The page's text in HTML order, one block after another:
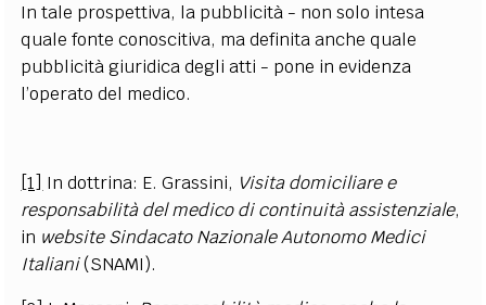
In tale prospettiva, la pubblicità - non solo intesa
quale fonte conoscitiva, ma definita anche quale
pubblicità giuridica degli atti - pone in evidenza
l’operato del medico.
[1] In dottrina: E. Grassini, Visita domiciliare e
responsabilità del medico di continuità assistenziale,
in website Sindacato Nazionale Autonomo Medici
Italiani(SNAMI).